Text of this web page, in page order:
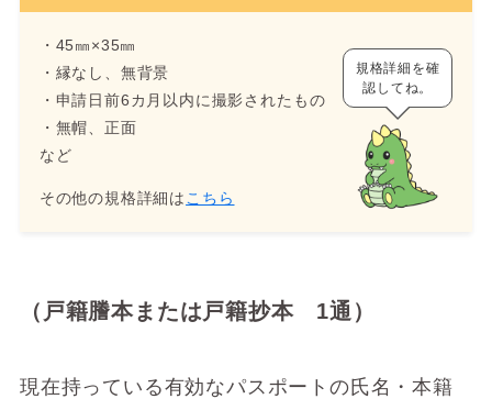
・45㎜×35㎜
・縁なし、無背景
・申請日前6カ月以内に撮影されたもの
・無帽、正面
など
その他の規格詳細は こちら
規格詳細を確
認してね。
（戸籍謄本または戸籍抄本 1通）
現在持っている有効なパスポートの氏名・本籍